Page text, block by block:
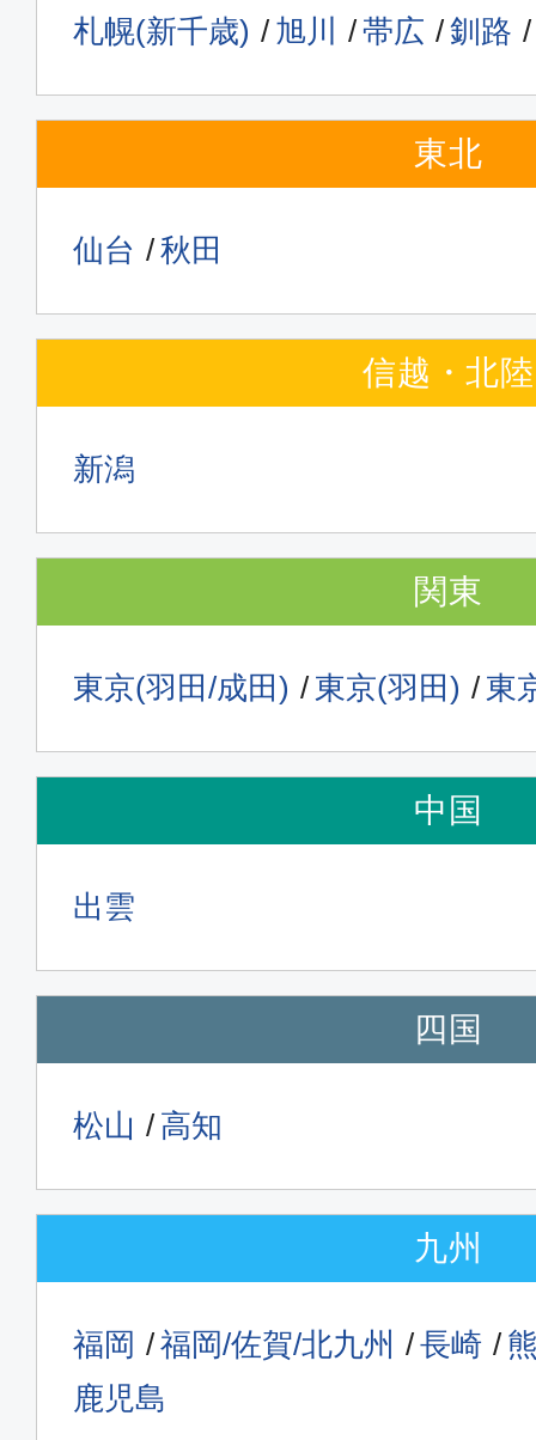
札幌(新千歳) 旭川 帯広 釧路
東北
仙台 秋田
信越・北陸
新潟
関東
東京(羽田/成田) 東京(羽田) 東
中国
出雲
四国
松山 高知
九州
福岡 福岡/佐賀/北九州 長崎
鹿児島